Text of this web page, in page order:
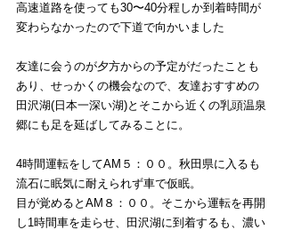
高速道路を使っても30〜40分程しか到着時間が
変わらなかったので下道で向かいました
友達に会うのが夕方からの予定がだったことも
あり、 せっかくの機会なので、友達おすすめの
田沢湖(日本一深い湖)とそこから近くの乳頭温泉
郷にも足を延ばしてみることに。
4時間運転をしてAM５：００。秋田県に入るも
流石に眠気に耐えられず車で仮眠。
目が覚めるとAM８：００。そこから運転を再開
し1時間車を走らせ、田沢湖に到着するも、濃い